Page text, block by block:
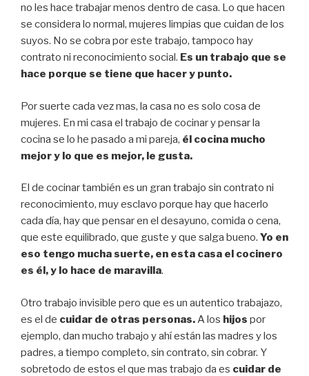
no les hace trabajar menos dentro de casa. Lo que hacen
se considera lo normal, mujeres limpias que cuidan de los
suyos. No se cobra por este trabajo, tampoco hay
contrato ni reconocimiento social. Es un trabajo que se
hace porque se tiene que hacer y punto.
Por suerte cada vez mas, la casa no es solo cosa de
mujeres. En mi casa el trabajo de cocinar y pensar la
cocina se lo he pasado a mi pareja, él cocina mucho
mejor y lo que es mejor, le gusta.
El de cocinar también es un gran trabajo sin contrato ni
reconocimiento, muy esclavo porque hay que hacerlo
cada día, hay que pensar en el desayuno, comida o cena,
que este equilibrado, que guste y que salga bueno. Yo en
eso tengo mucha suerte, en esta casa el cocinero
es él, y lo hace de maravilla.
Otro trabajo invisible pero que es un autentico trabajazo,
es el de cuidar de otras personas.A los hijos por
ejemplo, dan mucho trabajo y ahí están las madres y los
padres, a tiempo completo, sin contrato, sin cobrar. Y
sobretodo de estos el que mas trabajo da es cuidar de